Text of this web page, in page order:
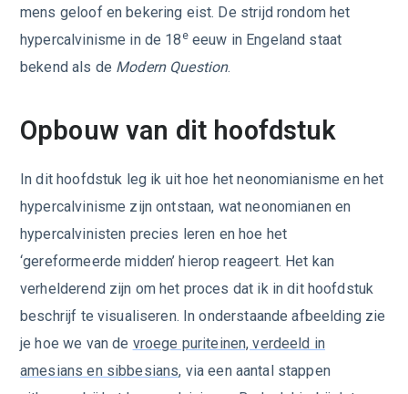
mens geloof en bekering eist. De strijd rondom het
hypercalvinisme in de 18 eeeuw in Engeland staat
bekend als de Modern Question.
Opbouw van dit hoofdstuk
In dit hoofdstuk leg ik uit hoe het neonomianisme en het
hypercalvinisme zijn ontstaan, wat neonomianen en
hypercalvinisten precies leren en hoe het
‘gereformeerde midden’ hierop reageert. Het kan
verhelderend zijn om het proces dat ik in dit hoofdstuk
beschrijf te visualiseren. In onderstaande afbeelding zie
je hoe we van de vroege puriteinen, verdeeld in
amesians en sibbesians, via een aantal stappen